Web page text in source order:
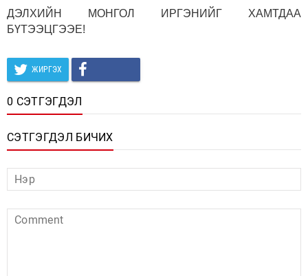
ДЭЛХИЙН МОНГОЛ ИРГЭНИЙГ ХАМТДАА
БҮТЭЭЦГЭЭЕ!
ЖИРГЭХ
0 СЭТГЭГДЭЛ
СЭТГЭГДЭЛ БИЧИХ